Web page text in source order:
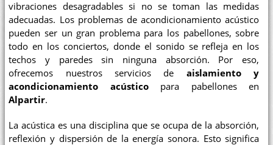
vibraciones desagradables si no se toman las medidas
adecuadas. Los problemas de acondicionamiento acústico
pueden ser un gran problema para los pabellones, sobre
todo en los conciertos, donde el sonido se refleja en los
techos y paredes sin ninguna absorción. Por eso,
ofrecemos nuestros servicios de aislamiento y
acondicionamiento acústicopara pabellones en
Alpartir.
La acústica es una disciplina que se ocupa de la absorción,
reflexión y dispersión de la energía sonora. Esto significa